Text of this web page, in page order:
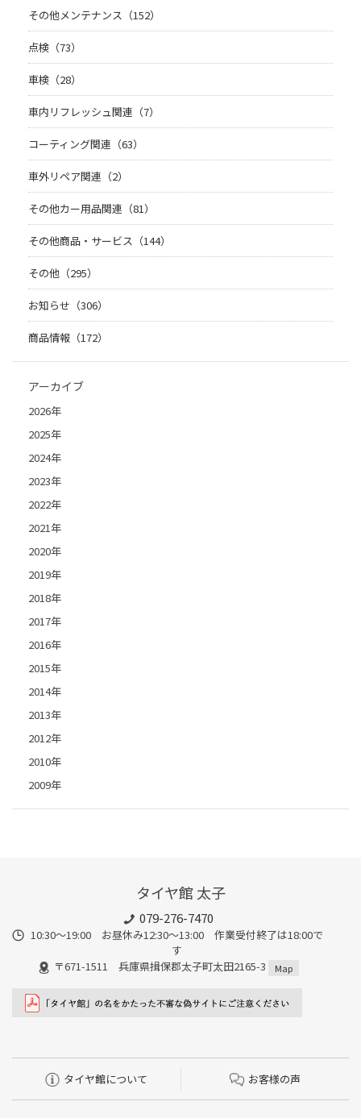
その他メンテナンス（152）
点検（73）
車検（28）
車内リフレッシュ関連（7）
コーティング関連（63）
車外リペア関連（2）
その他カー用品関連（81）
その他商品・サービス（144）
その他（295）
お知らせ（306）
商品情報（172）
アーカイブ
2026年
2025年
2024年
2023年
2022年
2021年
2020年
2019年
2018年
2017年
2016年
2015年
2014年
2013年
2012年
2010年
2009年
タイヤ館 太子
079-276-7470
10:30～19:00 お昼休み12:30～13:00 作業受付終了は18:00で
す
〒671-1511 兵庫県揖保郡太子町太田2165-3
Map
タイヤ館について お客様の声